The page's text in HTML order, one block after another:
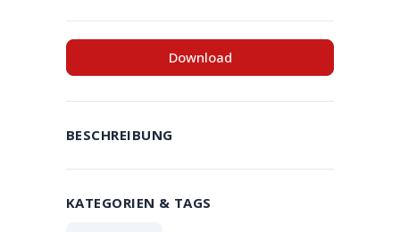
Download
BESCHREIBUNG
KATEGORIEN & TAGS